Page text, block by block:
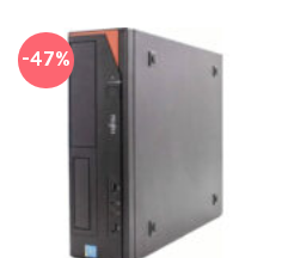
-47%